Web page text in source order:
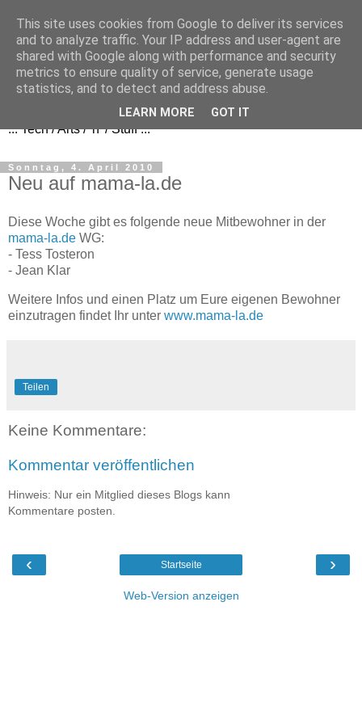
FezBook
... Tech / Arts / 'n' / Stuff ...
Sonntag, 4. April 2010
Neu auf mama-la.de
Diese Woche gibt es folgende neue Mitbewohner in der
mama-la.de WG:
- Tess Tosteron
- Jean Klar
Weitere Infos und einen Platz um Eure eigenen Bewohner
einzutragen findet Ihr unter www.mama-la.de
Teilen
Keine Kommentare:
Kommentar veröffentlichen
Hinweis: Nur ein Mitglied dieses Blogs kann
Kommentare posten.
‹ ›
Startseite
Web-Version anzeigen
This site uses cookies from Google to deliver its services
and to analyze traffic. Your IP address and user-agent are
shared with Google along with performance and security
metrics to ensure quality of service, generate usage
statistics, and to detect and address abuse.
LEARN MORE GOT IT